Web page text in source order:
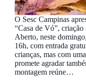
O Sesc Campinas
“Casa de Vó”,
Aberto, neste
16h, com entrada
crianças, mas com
promete agradar
montagem reúne…